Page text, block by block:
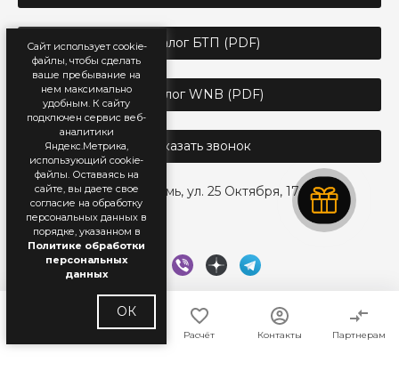
Расчёт Контакты Партнерам
Сайт использует cookie-
файлы, чтобы сделать
ваше пребывание на
нем максимально
удобным. К cайту
подключен сервис веб-
аналитики
Яндекс.Метрика,
использующий cookie-
файлы. Оставаясь на
сайте, вы даете свое
согласие на обработку
персональных данных в
порядке, указанном в
Политике обработки
персональных
данных
ОК
г. Пермь, ул. 25 Октября, 17
Каталог БТП (PDF)
Каталог WNB (PDF)
Заказать звонок